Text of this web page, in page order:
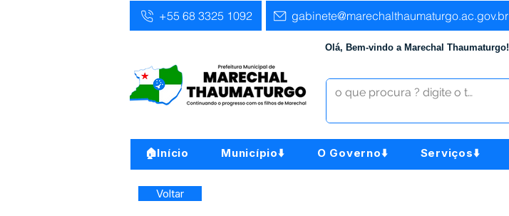
+55 68 3325 1092 gabinete@marechalthaumaturgo.ac.gov.br
Olá, Bem-vindo a Marechal Thaumaturgo!
🏠Início Município⬇️ O Governo⬇️ Serviços⬇️
Voltar